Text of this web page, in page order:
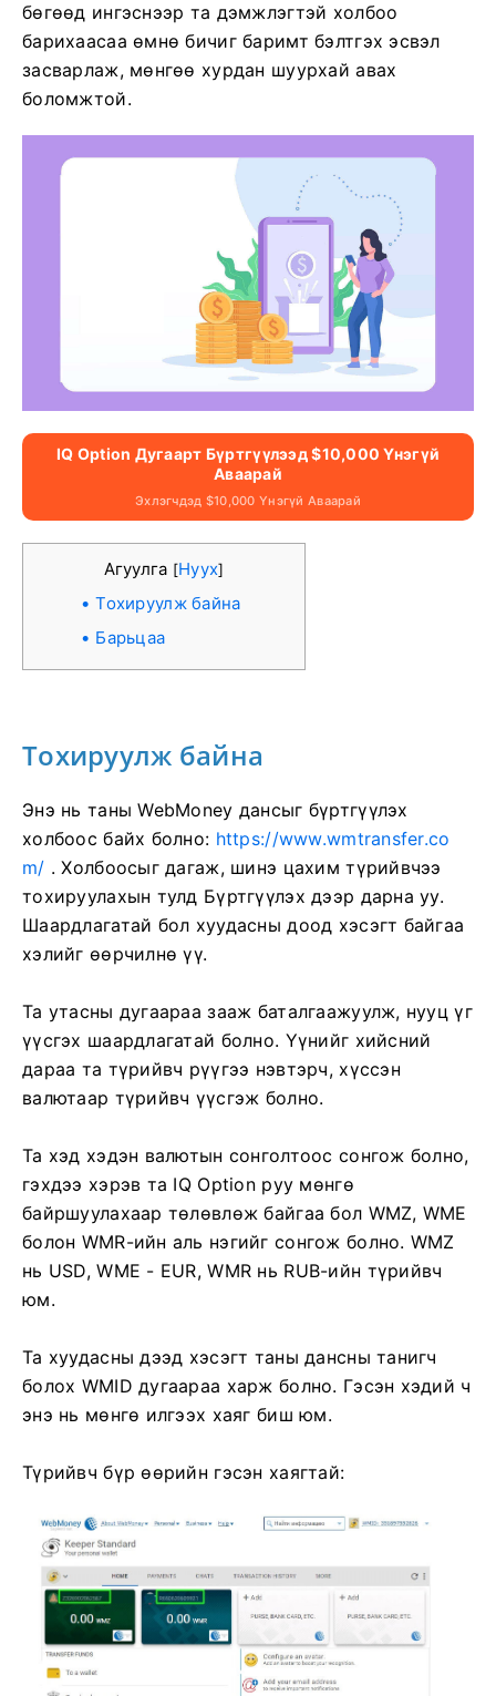
бөгөөд ингэснээр та дэмжлэгтэй холбоо
барихаасаа өмнө бичиг баримт бэлтгэх эсвэл
засварлаж, мөнгөө хурдан шуурхай авах
боломжтой.
IQ Option Дугаарт Бүртгүүлээд $10,000 Үнэгүй
Аваарай
Эхлэгчдэд $10,000 Үнэгүй Аваарай
Агуулга [Нуух]
Тохируулж байна
Барьцаа
Тохируулж байна
Энэ нь таны WebMoney дансыг бүртгүүлэх
холбоос байх болно: https://www.wmtransfer.co
m/ . Холбоосыг дагаж, шинэ цахим түрийвчээ
тохируулахын тулд Бүртгүүлэх дээр дарна уу.
Шаардлагатай бол хуудасны доод хэсэгт байгаа
хэлийг өөрчилнө үү.
Та утасны дугаараа зааж баталгаажуулж, нууц үг
үүсгэх шаардлагатай болно. Үүнийг хийсний
дараа та түрийвч рүүгээ нэвтэрч, хүссэн
валютаар түрийвч үүсгэж болно.
Та хэд хэдэн валютын сонголтоос сонгож болно,
гэхдээ хэрэв та IQ Option руу мөнгө
байршуулахаар төлөвлөж байгаа бол WMZ, WME
болон WMR-ийн аль нэгийг сонгож болно. WMZ
нь USD, WME - EUR, WMR нь RUB-ийн түрийвч
юм.
Та хуудасны дээд хэсэгт таны дансны танигч
болох WMID дугаараа харж болно. Гэсэн хэдий ч
энэ нь мөнгө илгээх хаяг биш юм.
Түрийвч бүр өөрийн гэсэн хаягтай: